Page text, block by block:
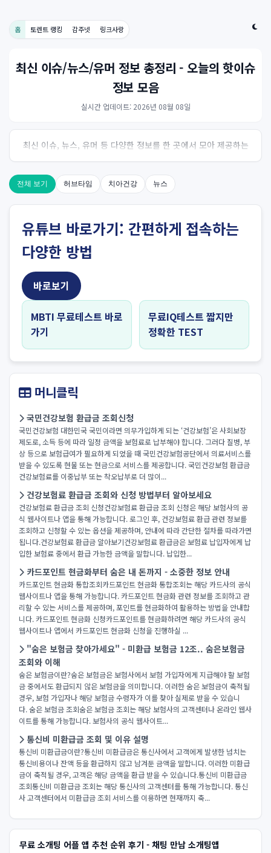
홈 토렌트 랭킹 감주넷 링크사랑
최신 이슈/뉴스/유머 정보 총정리 - 오늘의 핫이슈
정보 모음
실시간 업데이트: 2026년 08월 08일
최신 이슈, 뉴스, 유머 등 다양한 정보를 한 곳에서 모아 제공하는
사이트입니다. 오늘의 핫이슈를 한눈에 살펴보세요.
전체 보기 허브타임 치아건강 뉴스
유튜브 바로가기: 간편하게 접속하는
다양한 방법
바로보기
MBTI 무료테스트 바로
가기
무료IQ테스트 짧지만
정확한 TEST
머니클릭
국민건강보험 환급금 조회신청
국민건강보험 대한민국 국민이라면 의무가입하게 되는 ‘건강보험’은 사회보장
제도로, 소득 등에 따라 일정 금액을 보험료로 납부해야 합니다. 그러다 질병, 부
상 등으로 보험급여가 필요하게 되었을 때 국민건강보험공단에서 의료서비스를
받을 수 있도록 현물 또는 현금으로 서비스를 제공합니다. 국민건강보험 환급금
건강보험료를 이중납부 또는 착오납부로 더 많이...
건강보험료 환급금 조회와 신청 방법부터 알아보세요
건강보험료 환급금 조회 신청건강보험료 환급금 조회 신청은 해당 보험사의 공
식 웹사이트나 앱을 통해 가능합니다. 로그인 후, 건강보험료 환급 관련 정보를
조회하고 신청할 수 있는 옵션을 제공하며, 안내에 따라 간단한 절차를 따라가면
됩니다.건강보험료 환급금 알아보기건강보험료 환급금은 보험료 납입자에게 납
입한 보험료 중에서 환급 가능한 금액을 말합니다. 납입한...
카드포인트 현금화부터 숨은 내 돈까지 - 소중한 정보 안내
카드포인트 현금화 통합조회카드포인트 현금화 통합조회는 해당 카드사의 공식
웹사이트나 앱을 통해 가능합니다. 카드포인트 현금화 관련 정보를 조회하고 관
리할 수 있는 서비스를 제공하며, 포인트를 현금화하여 활용하는 방법을 안내합
니다. 카드포인트 현금화 신청카드포인트를 현금화하려면 해당 카드사의 공식
웹사이트나 앱에서 카드포인트 현금화 신청을 진행하실 ...
"숨은 보험금 찾아가세요" - 미환급 보험금 12조.. 숨은보험금
조회와 이해
숨은 보험금이란?숨은 보험금은 보험사에서 보험 가입자에게 지급해야 할 보험
금 중에서도 환급되지 않은 보험금을 의미합니다. 이러한 숨은 보험금이 축적될
경우, 보험 가입자나 해당 보험금 수령자가 이를 찾아 실제로 받을 수 있습니
다. 숨은 보험금 조회숨은 보험금 조회는 해당 보험사의 고객센터나 온라인 웹사
이트를 통해 가능합니다. 보험사의 공식 웹사이트...
통신비 미환급금 조회 및 이유 설명
통신비 미환급금이란?통신비 미환급금은 통신사에서 고객에게 발생한 넘치는
통신비용이나 잔액 등을 환급하지 않고 남겨둔 금액을 말합니다. 이러한 미환급
금이 축적될 경우, 고객은 해당 금액을 환급 받을 수 있습니다.통신비 미환급금
조회통신비 미환급금 조회는 해당 통신사의 고객센터를 통해 가능합니다. 통신
사 고객센터에서 미환급금 조회 서비스를 이용하면 현재까지 축...
무료 소개팅 어플 앱 추천 순위 후기 - 채팅 만남 소개팅앱